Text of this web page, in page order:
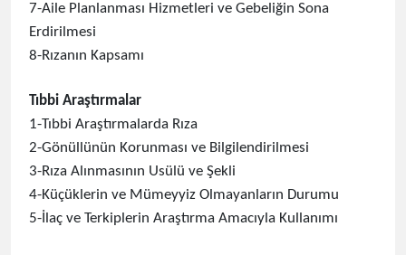
7-Aile Planlanması Hizmetleri ve Gebeliğin Sona
Erdirilmesi
8-Rızanın Kapsamı
Tıbbi Araştırmalar
1-Tıbbi Araştırmalarda Rıza
2-Gönüllünün Korunması ve Bilgilendirilmesi
3-Rıza Alınmasının Usülü ve Şekli
4-Küçüklerin ve Mümeyyiz Olmayanların Durumu
5-İlaç ve Terkiplerin Araştırma Amacıyla Kullanımı